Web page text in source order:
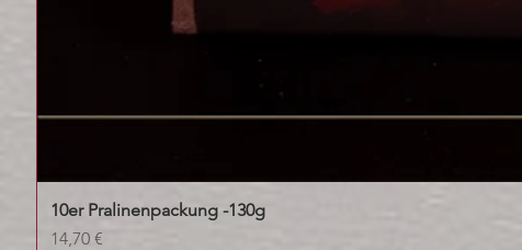
10er Pralinenpackung -130g
Preis
14,70 €